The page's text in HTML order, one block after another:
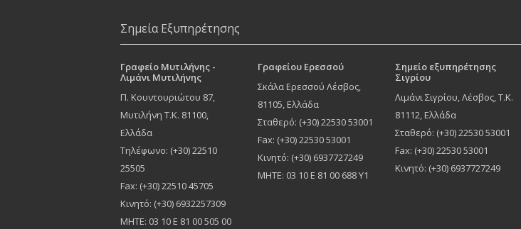
Σημεία Εξυπηρέτησης
Γραφείο Μυτιλήνης -
Λιμάνι Μυτιλήνης
Π. Κουντουριώτου 87,
Μυτιλήνη Τ.Κ. 81100,
Ελλάδα
Τηλέφωνο: (+30) 22510
25505
Fax: (+30) 22510 45705
Κινητό: (+30) 6932257309
MHTE: 03 10 Ε 81 00 505 00
Γραφείου Ερεσσού
Σκάλα Ερεσσού Λέσβος,
81105, Ελλάδα
Σταθερό: (+30) 22530 53001
Fax: (+30) 22530 53001
Κινητό: (+30) 6937727249
ΜΗΤΕ: 03 10 Ε 81 00 688 Υ1
Σημείο εξυπηρέτησης
Σιγρίου
Λιμάνι Σιγρίου, Λέσβος, Τ.Κ.
81112, Ελλάδα
Σταθερό: (+30) 22530 53001
Fax: (+30) 22530 53001
Κινητό: (+30) 6937727249